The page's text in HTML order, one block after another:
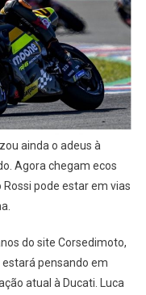
ainda o adeus à
Agora chegam ecos
pode estar em vias
do site Corsedimoto,
estará pensando em
atual à Ducati. Luca